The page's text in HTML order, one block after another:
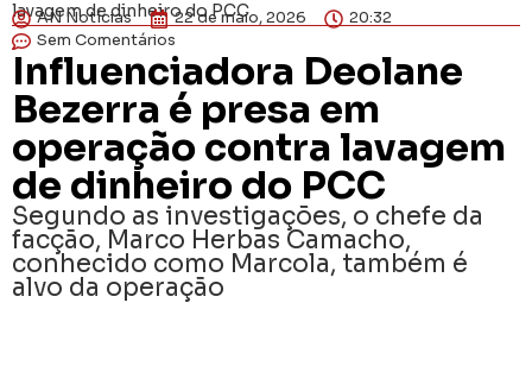
lavagem de dinheiro do PCC
AN Notícias 22 de maio, 2026
20:32
Sem Comentários
Influenciadora Deolane
Bezerra é presa em
operação contra lavagem
de dinheiro do PCC
Segundo as investigações, o chefe da
facção, Marco Herbas Camacho,
conhecido como Marcola, também é
alvo da operação